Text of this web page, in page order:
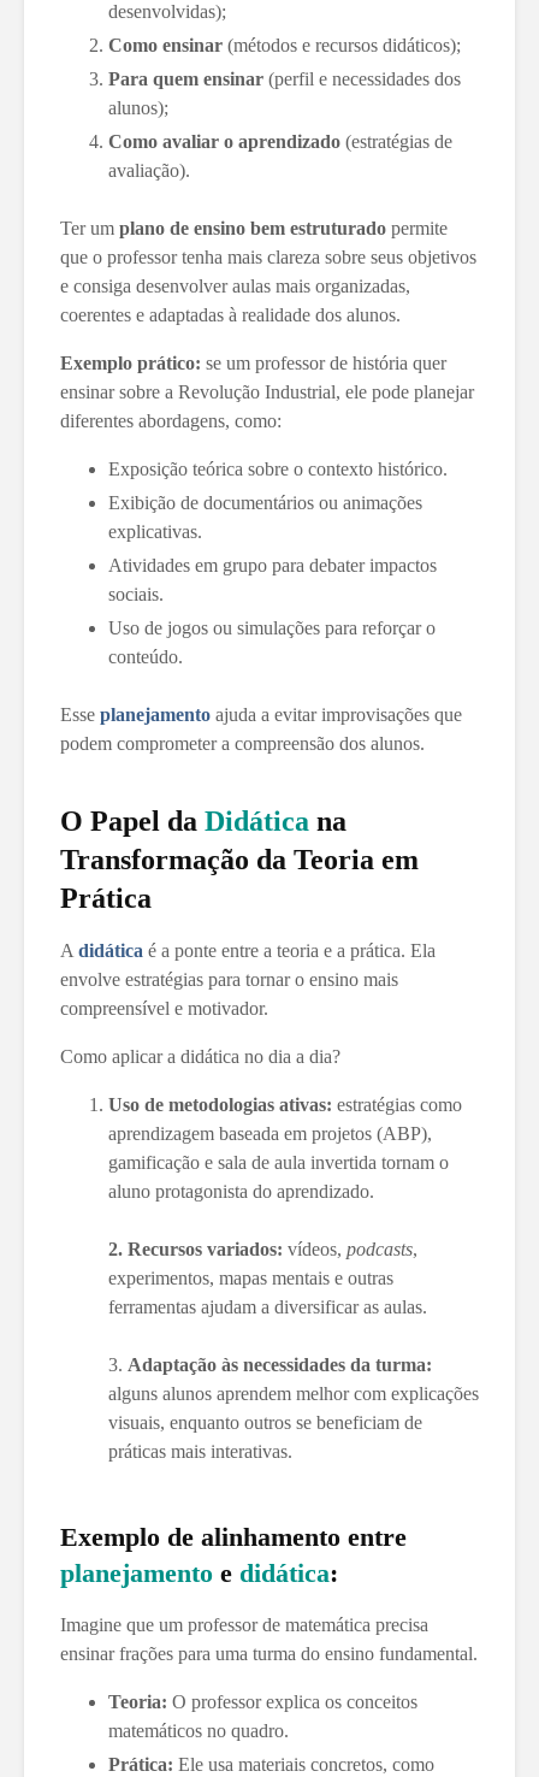
desenvolvidas);
Como ensinar (métodos e recursos didáticos);
Para quem ensinar (perfil e necessidades dos
alunos);
Como avaliar o aprendizado (estratégias de
avaliação).
Ter um plano de ensino bem estruturado permite
que o professor tenha mais clareza sobre seus objetivos
e consiga desenvolver aulas mais organizadas,
coerentes e adaptadas à realidade dos alunos.
Exemplo prático: se um professor de história quer
ensinar sobre a Revolução Industrial, ele pode planejar
diferentes abordagens, como:
Exposição teórica sobre o contexto histórico.
Exibição de documentários ou animações
explicativas.
Atividades em grupo para debater impactos
sociais.
Uso de jogos ou simulações para reforçar o
conteúdo.
Esse planejamento ajuda a evitar improvisações que
podem comprometer a compreensão dos alunos.
O Papel da Didática na
Transformação da Teoria em
Prática
A didática é a ponte entre a teoria e a prática. Ela
envolve estratégias para tornar o ensino mais
compreensível e motivador.
Como aplicar a didática no dia a dia?
Uso de metodologias ativas: estratégias como
aprendizagem baseada em projetos (ABP),
gamificação e sala de aula invertida tornam o
aluno protagonista do aprendizado.
2. Recursos variados: vídeos, podcasts,
experimentos, mapas mentais e outras
ferramentas ajudam a diversificar as aulas.
3. Adaptação às necessidades da turma:
alguns alunos aprendem melhor com explicações
visuais, enquanto outros se beneficiam de
práticas mais interativas.
Exemplo de alinhamento entre
planejamento e didática:
Imagine que um professor de matemática precisa
ensinar frações para uma turma do ensino fundamental.
Teoria: O professor explica os conceitos
matemáticos no quadro.
Prática: Ele usa materiais concretos, como